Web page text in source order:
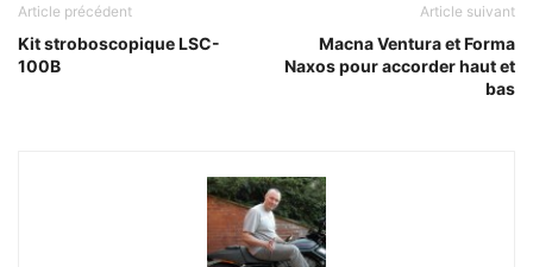
Article précédent
Kit stroboscopique LSC-
100B
Article suivant
Macna Ventura et Forma
Naxos pour accorder haut et
bas